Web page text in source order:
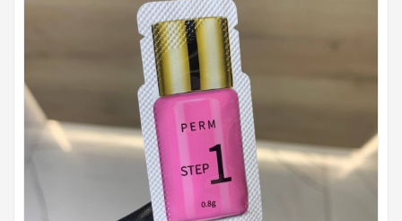
Для
депиляции
Электрооборудование